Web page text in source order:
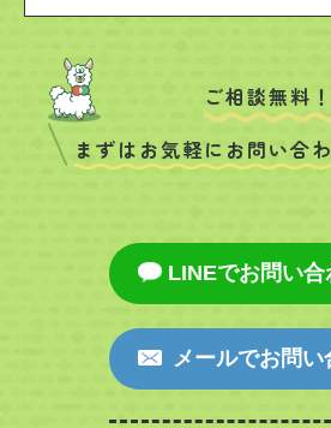
ご相談無料！
まずはお気軽にお問い合
LINEでお問い合
メールでお問い